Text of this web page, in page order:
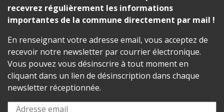
recevrez régulièrement les informations
importantes de la commune directement par mail !
En renseignant votre adresse email, vous acceptez de
recevoir notre newsletter par courrier électronique.
Vous pouvez vous désinscrire à tout moment en
cliquant dans un lien de désinscription dans chaque
newsletter réceptionnée.